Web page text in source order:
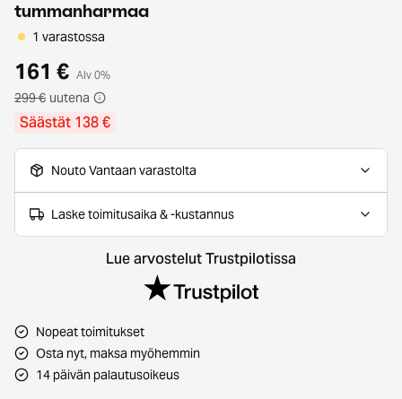
tummanharmaa
1 varastossa
161 € Alv 0%
299 € uutena
Säästät 138 €
Nouto Vantaan varastolta
Laske toimitusaika & -kustannus
Lue arvostelut Trustpilotissa
Nopeat toimitukset
Osta nyt, maksa myöhemmin
14 päivän palautusoikeus